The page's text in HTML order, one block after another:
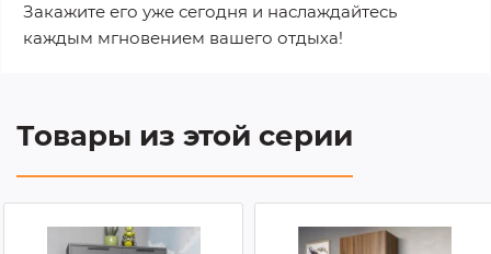
Закажите его уже сегодня и наслаждайтесь
каждым мгновением вашего отдыха!
Товары из этой серии